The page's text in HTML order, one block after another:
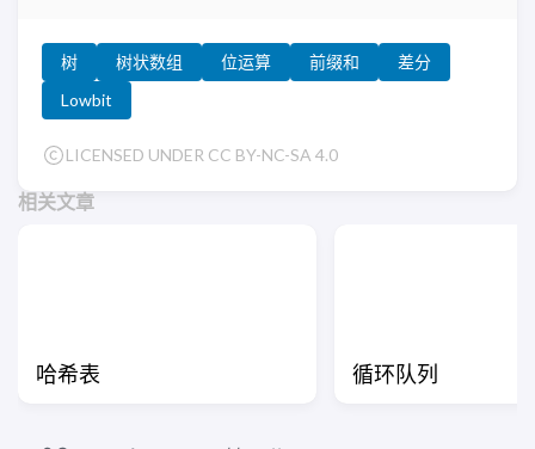
树 树状数组 位运算 前缀和
差分
Lowbit
LICENSED UNDER CC BY-NC-SA 4.0
相关文章
哈希表 循环队列